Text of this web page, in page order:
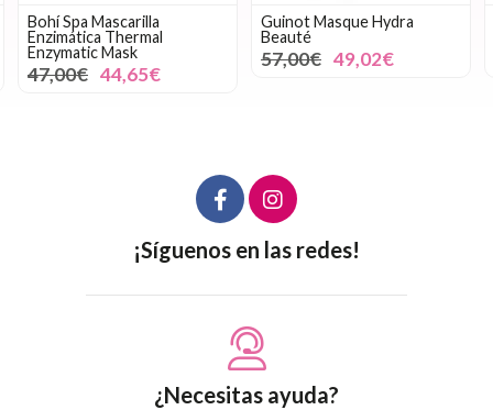
Bohí Spa Mascarilla
Enzimática Thermal
Enzymatic Mask
47,00€ 44,65€
Guinot Masque Hydra
Beauté
57,00€ 49,02€
¡Síguenos en las redes!
¿Necesitas ayuda?